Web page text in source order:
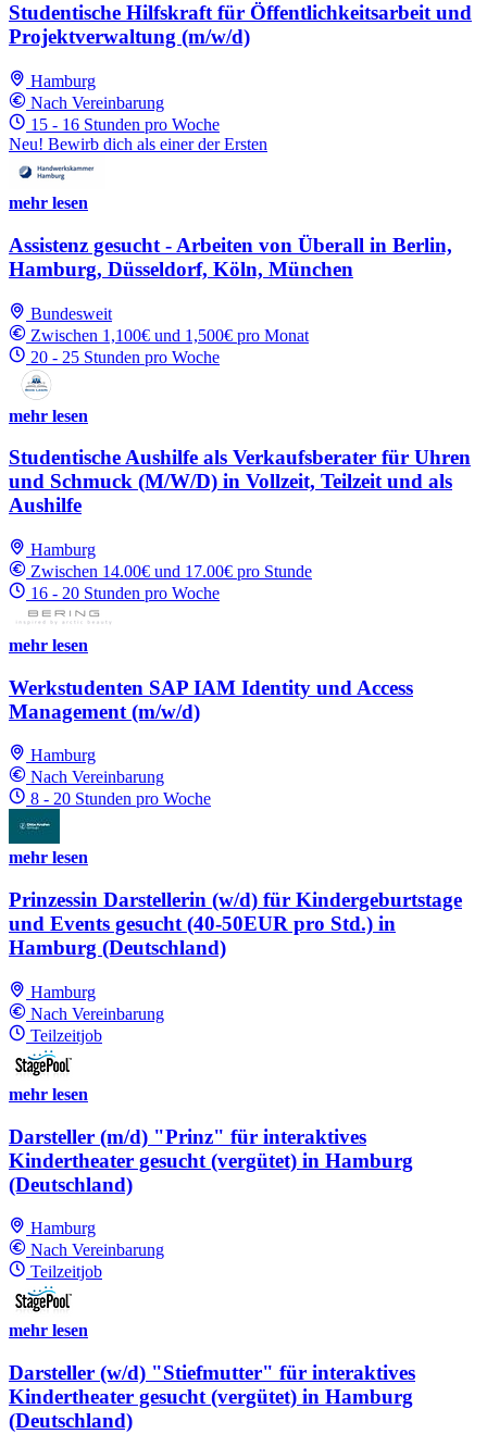
Studentische Hilfskraft für Öffentlichkeitsarbeit und
Projektverwaltung (m/w/d)
Hamburg
Nach Vereinbarung
15 - 16 Stunden pro Woche
Neu! Bewirb dich als einer der Ersten
mehr lesen
Assistenz gesucht - Arbeiten von Überall in Berlin,
Hamburg, Düsseldorf, Köln, München
Bundesweit
Zwischen 1,100€ und 1,500€ pro Monat
20 - 25 Stunden pro Woche
mehr lesen
Studentische Aushilfe als Verkaufsberater für Uhren
und Schmuck (M/W/D) in Vollzeit, Teilzeit und als
Aushilfe
Hamburg
Zwischen 14.00€ und 17.00€ pro Stunde
16 - 20 Stunden pro Woche
mehr lesen
Werkstudenten SAP IAM Identity und Access
Management (m/w/d)
Hamburg
Nach Vereinbarung
8 - 20 Stunden pro Woche
mehr lesen
Prinzessin Darstellerin (w/d) für Kindergeburtstage
und Events gesucht (40-50EUR pro Std.) in
Hamburg (Deutschland)
Hamburg
Nach Vereinbarung
Teilzeitjob
mehr lesen
Darsteller (m/d) "Prinz" für interaktives
Kindertheater gesucht (vergütet) in Hamburg
(Deutschland)
Hamburg
Nach Vereinbarung
Teilzeitjob
mehr lesen
Darsteller (w/d) "Stiefmutter" für interaktives
Kindertheater gesucht (vergütet) in Hamburg
(Deutschland)